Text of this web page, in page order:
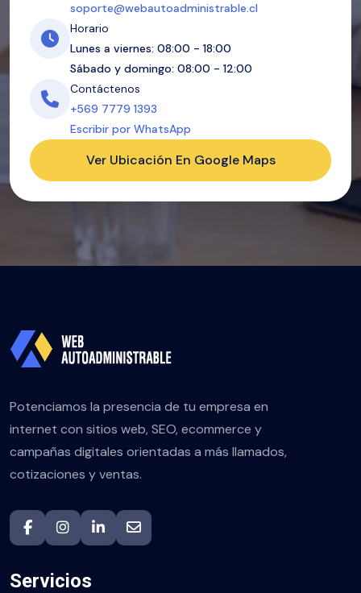
soporte@webautoadministrable.cl
Horario
Lunes a viernes: 08:00 - 18:00
Sábado y domingo: 08:00 - 12:00
Contáctenos
+569 7779 1393
Escribir por WhatsApp
Ver Ubicación En Google Maps
Potenciamos la presencia de tu empresa en
internet con sitios web, SEO, ecommerce y
campañas digitales orientadas a más llamados,
cotizaciones y ventas.
Servicios